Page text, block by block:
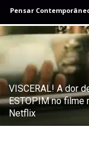
Pensar
VISCERAL! A dor
ESTOPIM no filme
Netflix